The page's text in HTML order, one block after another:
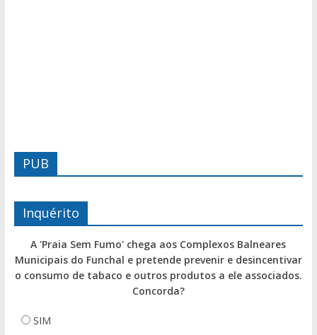
PUB
Inquérito
A 'Praia Sem Fumo' chega aos Complexos Balneares
Municipais do Funchal e pretende prevenir e desincentivar
o consumo de tabaco e outros produtos a ele associados.
Concorda?
SIM